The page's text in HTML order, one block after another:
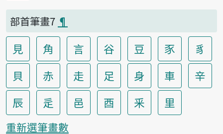
部首筆畫7 ¶
見 角 言 谷 豆 豕
豸
貝
赤 走 足 身 車
辛
辰
辵 邑 酉 釆 里
重新選筆畫數